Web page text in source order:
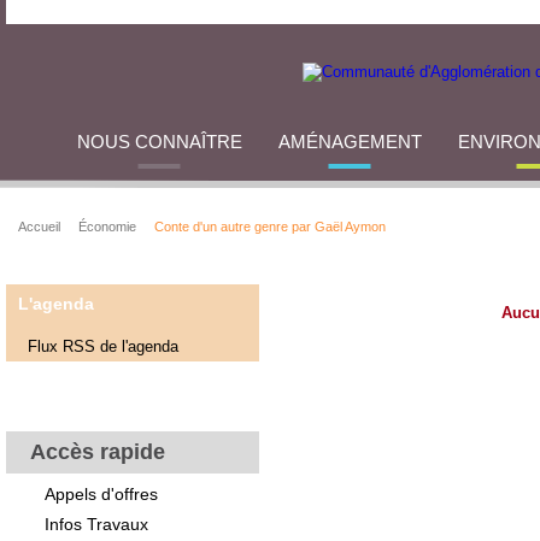
NOUS CONNAÎTRE AMÉNAGEMENT
Accueil Économie Conte d'un autre genre par Gaël Aymon
L'agenda
Flux RSS de l'agenda
Accès rapide
Appels d'offres
Infos Travaux